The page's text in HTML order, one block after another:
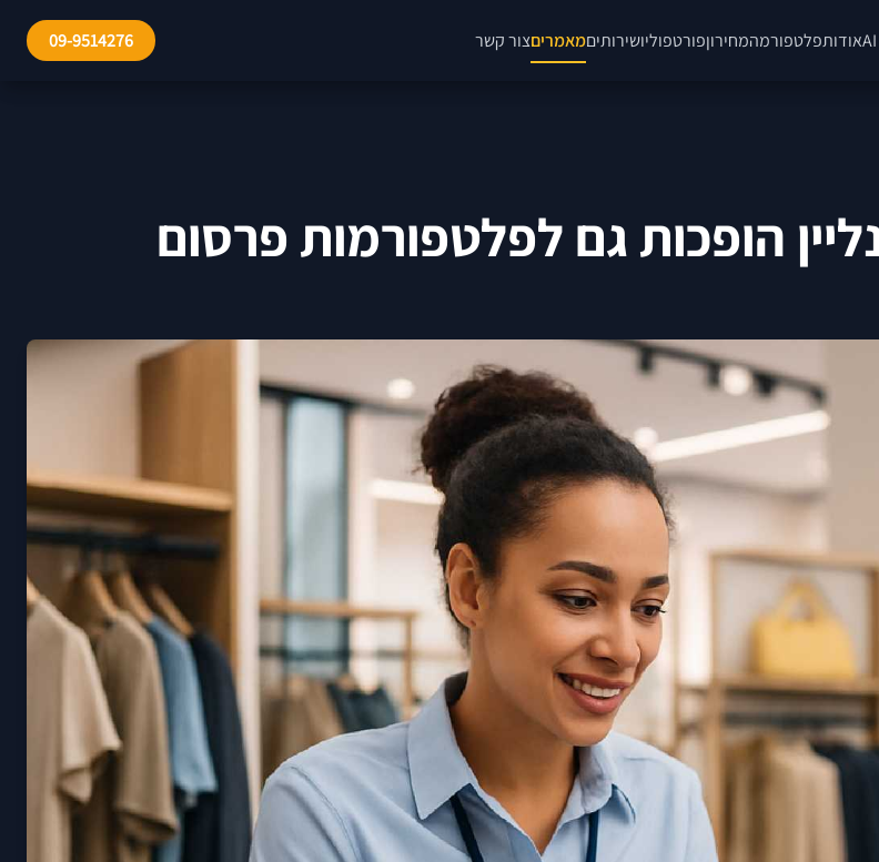
אודותפלטפורמהמחירוןפורטפוליושירותיםמאמריםצור קשר 09-9514276